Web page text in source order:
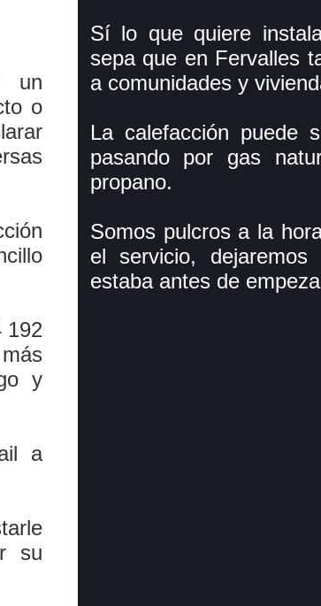
un
o
192
y
a
su
Sí­ lo que quiere
sepa que en Fervalles
a comunidades y
La calefacción puede
pasando por gas
propano.
Somos pulcros a la
el servicio,
estaba antes de